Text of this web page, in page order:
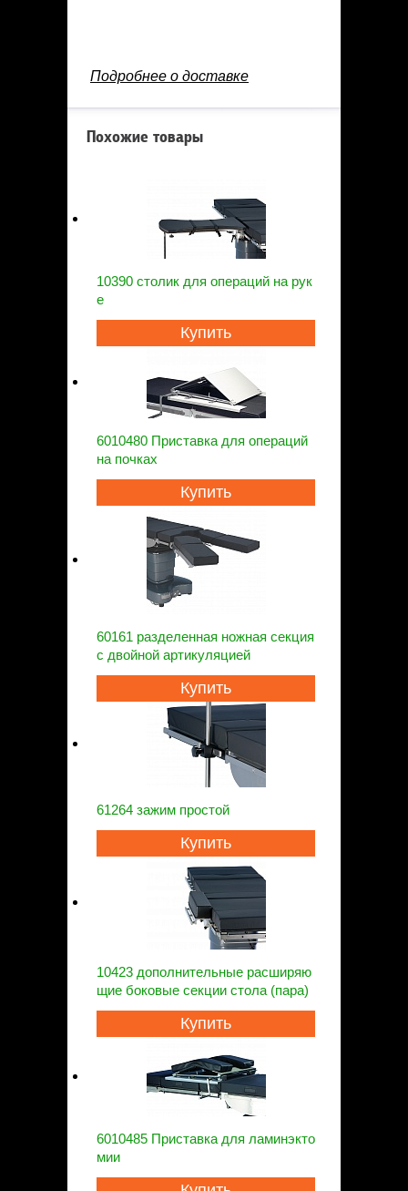
Подробнее о доставке
Похожие товары
10390 столик для операций на рук
е
Купить
6010480 Приставка для операций
на почках
Купить
60161 разделенная ножная секция
с двойной артикуляцией
Купить
61264 зажим простой
Купить
10423 дополнительные расширяю
щие боковые секции стола (пара)
Купить
6010485 Приставка для ламинэкто
мии